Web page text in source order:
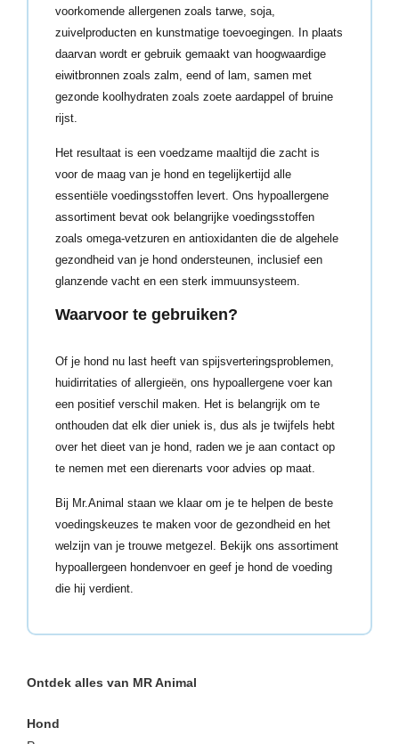
voorkomende allergenen zoals tarwe, soja,
zuivelproducten en kunstmatige toevoegingen. In plaats
daarvan wordt er gebruik gemaakt van hoogwaardige
eiwitbronnen zoals zalm, eend of lam, samen met
gezonde koolhydraten zoals zoete aardappel of bruine
rijst.
Het resultaat is een voedzame maaltijd die zacht is
voor de maag van je hond en tegelijkertijd alle
essentiële voedingsstoffen levert. Ons hypoallergene
assortiment bevat ook belangrijke voedingsstoffen
zoals omega-vetzuren en antioxidanten die de algehele
gezondheid van je hond ondersteunen, inclusief een
glanzende vacht en een sterk immuunsysteem.
Waarvoor te gebruiken?
Of je hond nu last heeft van spijsverteringsproblemen,
huidirritaties of allergieën, ons hypoallergene voer kan
een positief verschil maken. Het is belangrijk om te
onthouden dat elk dier uniek is, dus als je twijfels hebt
over het dieet van je hond, raden we je aan contact op
te nemen met een dierenarts voor advies op maat.
Bij Mr.Animal staan we klaar om je te helpen de beste
voedingskeuzes te maken voor de gezondheid en het
welzijn van je trouwe metgezel. Bekijk ons assortiment
hypoallergeen hondenvoer en geef je hond de voeding
die hij verdient.
Ontdek alles van MR Animal
Hond